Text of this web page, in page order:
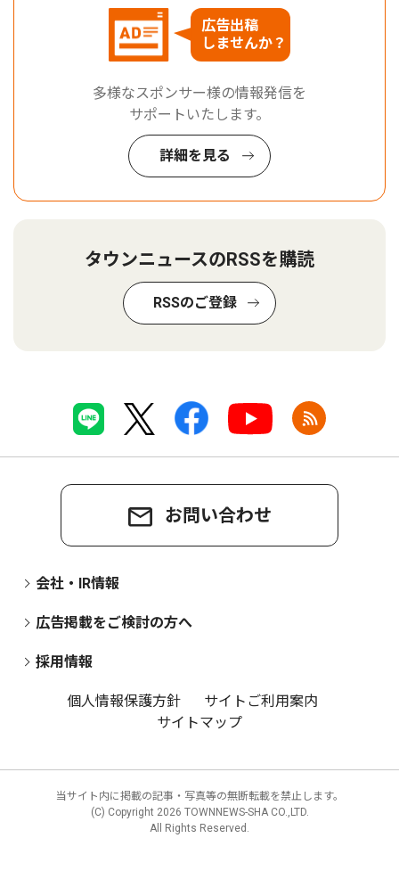
広告出稿
しませんか？
多様なスポンサー様の情報発信を
サポートいたします。
詳細を見る
タウンニュースのRSSを購読
RSSのご登録
お問い合わせ
会社・IR情報
広告掲載をご検討の方へ
採用情報
個人情報保護方針
サイトご利用案内
サイトマップ
当サイト内に掲載の記事・写真等の無断転載を禁止します。
(C) Copyright 2026 TOWNNEWS-SHA CO.,LTD.
All Rights Reserved.